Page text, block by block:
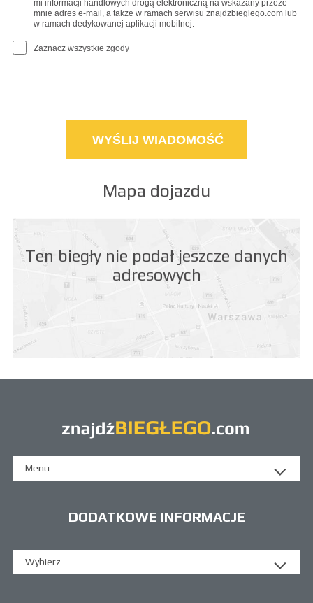
mi informacji handlowych drogą elektroniczną na wskazany przeze
mnie adres e-mail, a także w ramach serwisu znajdzbieglego.com lub
w ramach dedykowanej aplikacji mobilnej.
Zaznacz wszystkie zgody
Mapa dojazdu
Ten biegły nie podał jeszcze danych
adresowych
Menu
DODATKOWE INFORMACJE
Wybierz